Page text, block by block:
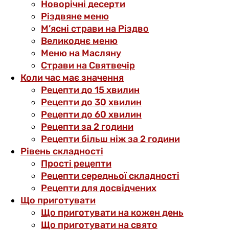
Новорічні десерти
Різдвяне меню
М’ясні страви на Різдво
Великоднє меню
Меню на Масляну
Страви на Святвечір
Коли час має значення
Рецепти до 15 хвилин
Рецепти до 30 хвилин
Рецепти до 60 хвилин
Рецепти за 2 години
Рецепти більш ніж за 2 години
Рівень складності
Прості рецепти
Рецепти середньої складності
Рецепти для досвідчених
Що приготувати
Що приготувати на кожен день
Що приготувати на свято